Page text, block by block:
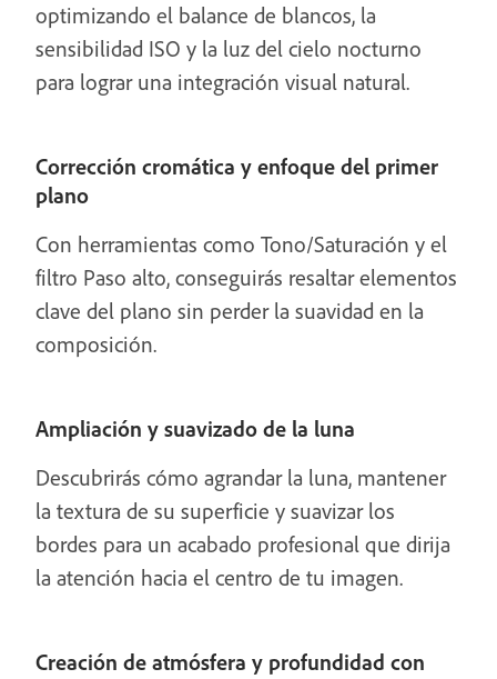
optimizando el balance de blancos, la
sensibilidad ISO y la luz del cielo nocturno
para lograr una integración visual natural.
Corrección cromática y enfoque del primer
plano
Con herramientas como Tono/Saturación y el
filtro Paso alto, conseguirás resaltar elementos
clave del plano sin perder la suavidad en la
composición.
Ampliación y suavizado de la luna
Descubrirás cómo agrandar la luna, mantener
la textura de su superficie y suavizar los
bordes para un acabado profesional que dirija
la atención hacia el centro de tu imagen.
Creación de atmósfera y profundidad con